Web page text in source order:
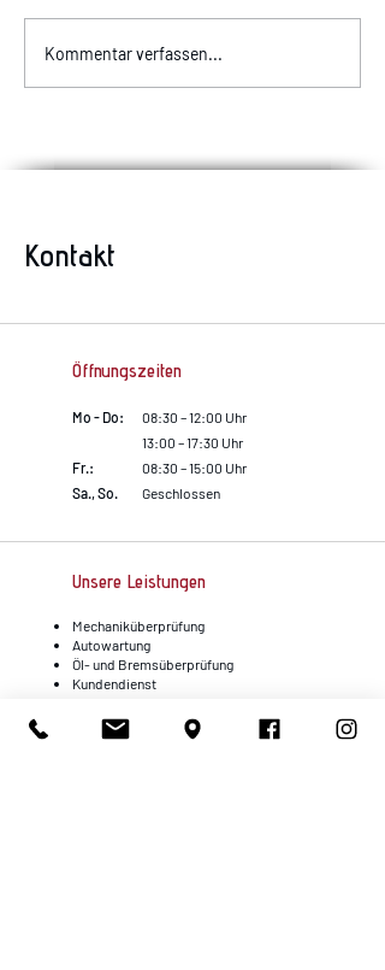
Kommentar verfassen...
Kontakt
Öffnungszeiten
Mo - Do:
Fr.:
Sa., So.
08:30 – 12:00 Uhr
13:00 – 17:30 Uhr
08:30 – 15:00 Uhr
Geschlossen
Unsere Leistungen
Mechaniküberprüfung
Autowartung
Öl- und Bremsüberprüfung
Kundendienst
Batteriewechsel